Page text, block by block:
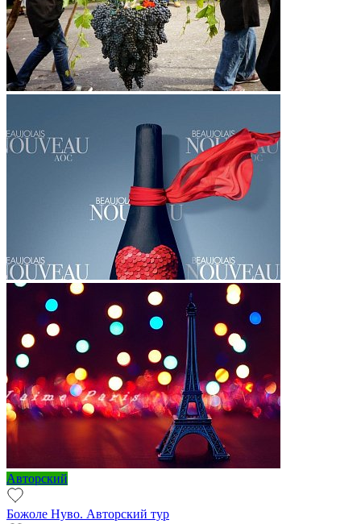
Авторский
Божоле Нуво. Авторский тур